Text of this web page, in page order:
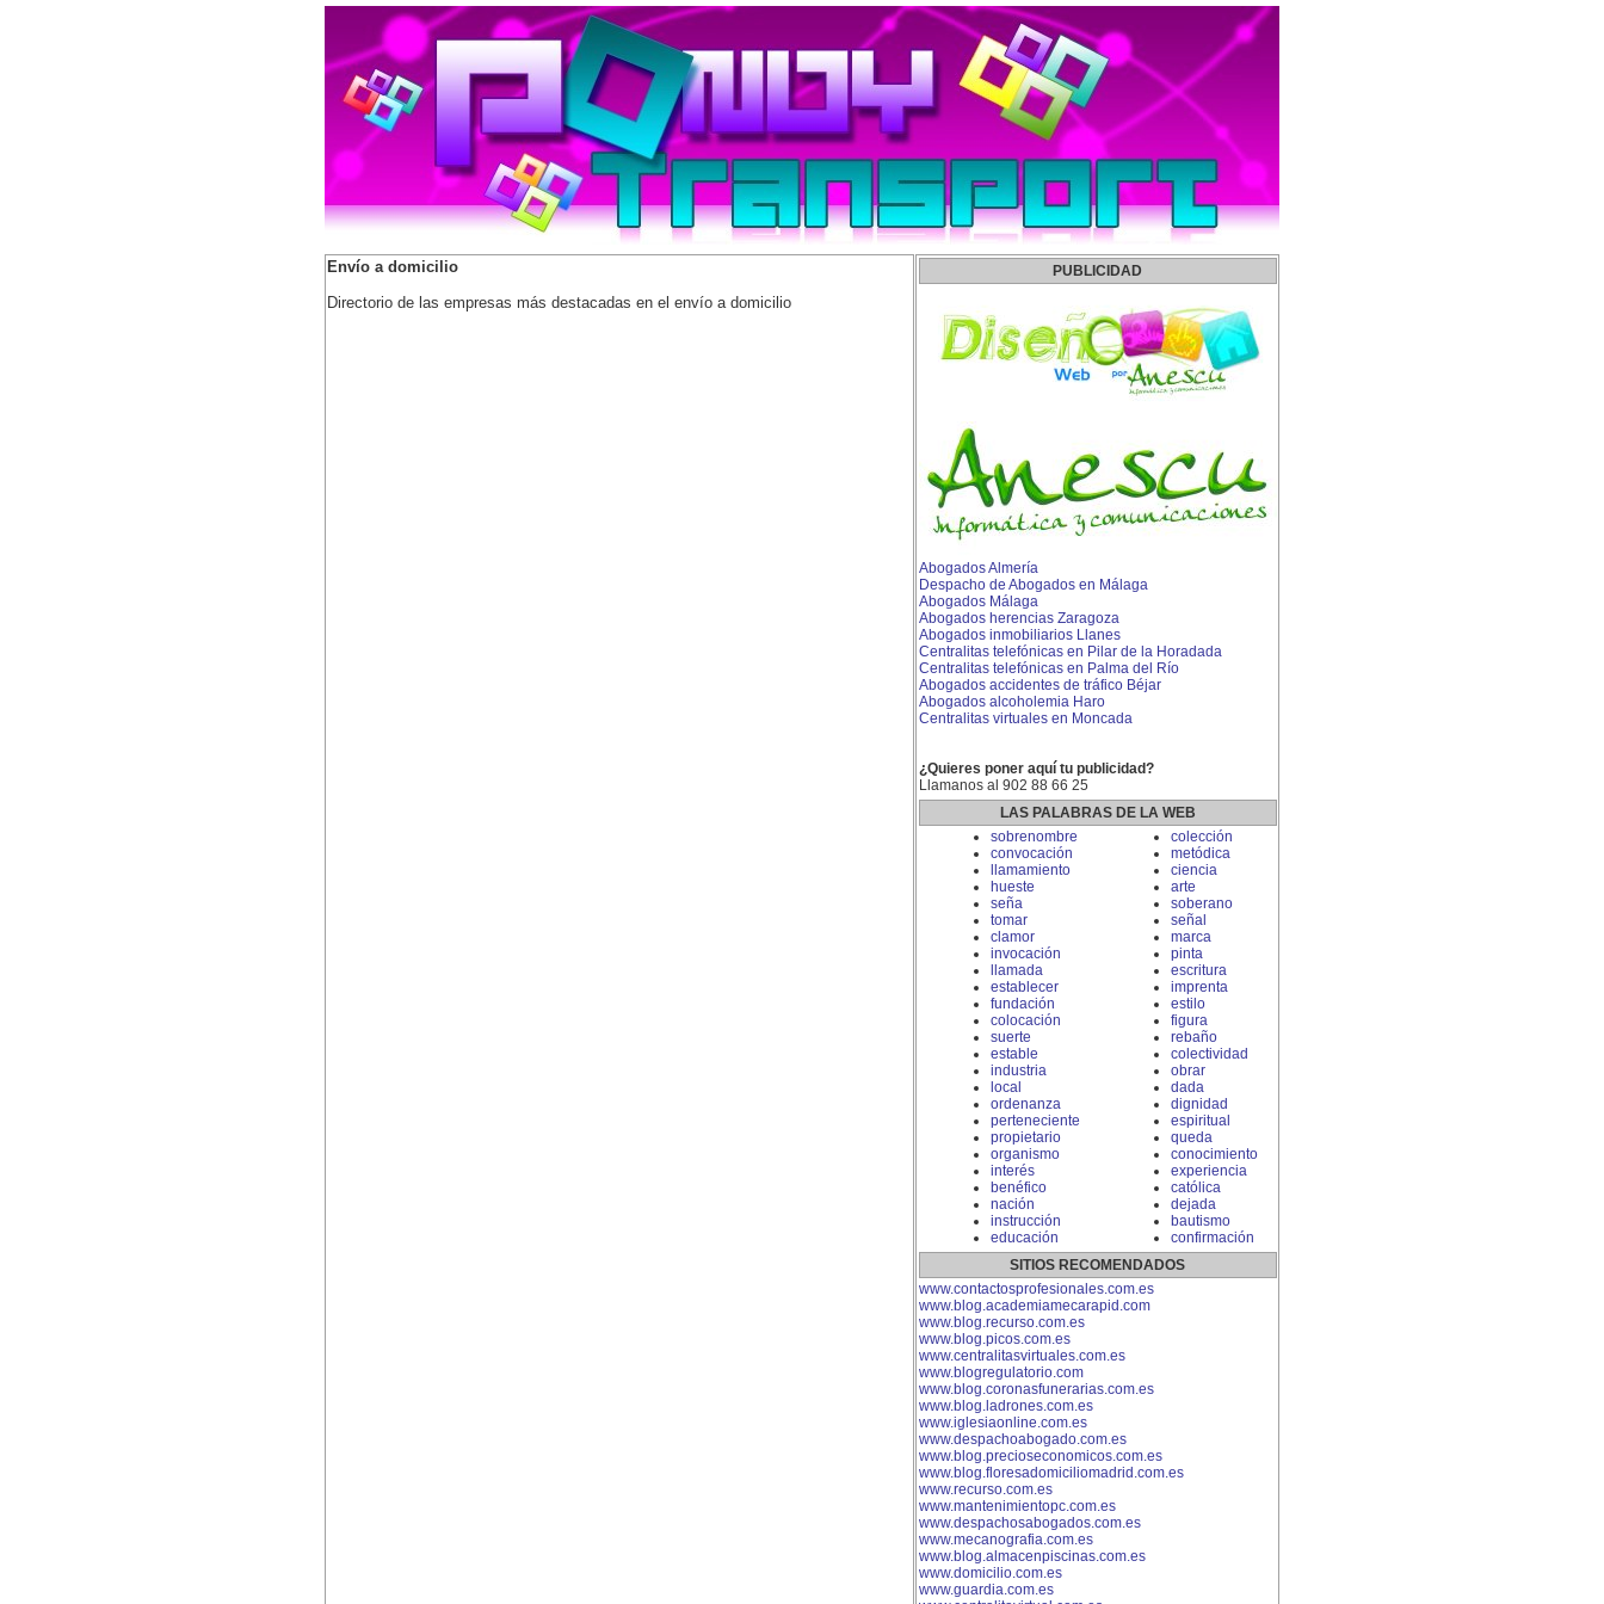
Envío a domicilio
Directorio de las empresas más destacadas en el envío a domicilio
PUBLICIDAD
Abogados Almería
Despacho de Abogados en Málaga
Abogados Málaga
Abogados herencias Zaragoza
Abogados inmobiliarios Llanes
Centralitas telefónicas en Pilar de la Horadada
Centralitas telefónicas en Palma del Río
Abogados accidentes de tráfico Béjar
Abogados alcoholemia Haro
Centralitas virtuales en Moncada
¿Quieres poner aquí tu publicidad?
Llamanos al 902 88 66 25
LAS PALABRAS DE LA WEB
sobrenombre
convocación
llamamiento
hueste
seña
tomar
clamor
invocación
llamada
establecer
fundación
colocación
suerte
estable
industria
local
ordenanza
perteneciente
propietario
organismo
interés
benéfico
nación
instrucción
educación
colección
metódica
ciencia
arte
soberano
señal
marca
pinta
escritura
imprenta
estilo
figura
rebaño
colectividad
obrar
dada
dignidad
espiritual
queda
conocimiento
experiencia
católica
dejada
bautismo
confirmación
SITIOS RECOMENDADOS
www.contactosprofesionales.com.es
www.blog.academiamecarapid.com
www.blog.recurso.com.es
www.blog.picos.com.es
www.centralitasvirtuales.com.es
www.blogregulatorio.com
www.blog.coronasfunerarias.com.es
www.blog.ladrones.com.es
www.iglesiaonline.com.es
www.despachoabogado.com.es
www.blog.precioseconomicos.com.es
www.blog.floresadomiciliomadrid.com.es
www.recurso.com.es
www.mantenimientopc.com.es
www.despachosabogados.com.es
www.mecanografia.com.es
www.blog.almacenpiscinas.com.es
www.domicilio.com.es
www.guardia.com.es